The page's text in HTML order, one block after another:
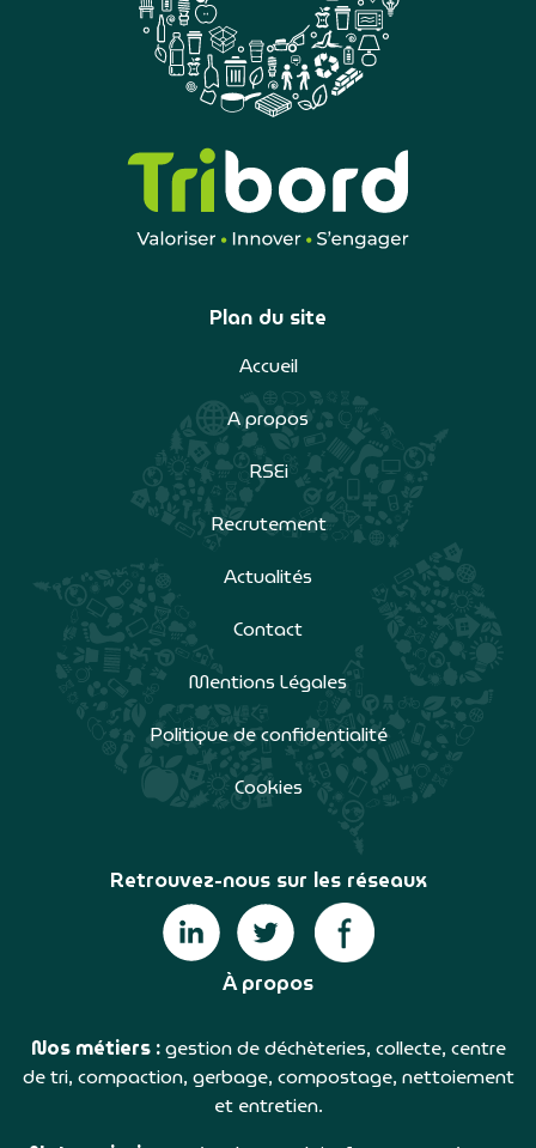
Plan du site
Accueil
A propos
RSEi
Recrutement
Actualités
Contact
Mentions Légales
Politique de confidentialité
Cookies
Retrouvez-nous sur les réseaux
À propos
Nos métiers :gestion de déchèteries, collecte, centre
de tri, compaction, gerbage, compostage, nettoiement
et entretien.